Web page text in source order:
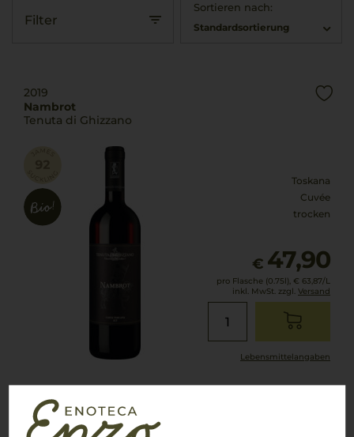
Filter
Sortieren nach:
Standardsortierung
2019
Nambrot
Tenuta di Ghizzano
Toskana
Cuvée
trocken
€ 47,90
pro Flasche (0.75l), € 63,87/L
inkl. MwSt. zzgl. Versand
Lebensmittel­angaben
2018
Veneroso Rosso
Tenuta di Ghizzano